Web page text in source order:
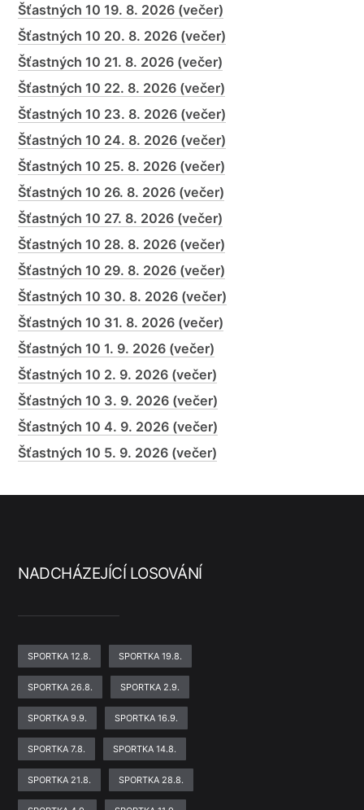
Šťastných 10 19. 8. 2026 (večer)
Šťastných 10 20. 8. 2026 (večer)
Šťastných 10 21. 8. 2026 (večer)
Šťastných 10 22. 8. 2026 (večer)
Šťastných 10 23. 8. 2026 (večer)
Šťastných 10 24. 8. 2026 (večer)
Šťastných 10 25. 8. 2026 (večer)
Šťastných 10 26. 8. 2026 (večer)
Šťastných 10 27. 8. 2026 (večer)
Šťastných 10 28. 8. 2026 (večer)
Šťastných 10 29. 8. 2026 (večer)
Šťastných 10 30. 8. 2026 (večer)
Šťastných 10 31. 8. 2026 (večer)
Šťastných 10 1. 9. 2026 (večer)
Šťastných 10 2. 9. 2026 (večer)
Šťastných 10 3. 9. 2026 (večer)
Šťastných 10 4. 9. 2026 (večer)
Šťastných 10 5. 9. 2026 (večer)
NADCHÁZEJÍCÍ LOSOVÁNÍ
SPORTKA 12.8. SPORTKA 19.8.
SPORTKA 26.8. SPORTKA 2.9.
SPORTKA 9.9. SPORTKA 16.9.
SPORTKA 7.8. SPORTKA 14.8.
SPORTKA 21.8. SPORTKA 28.8.